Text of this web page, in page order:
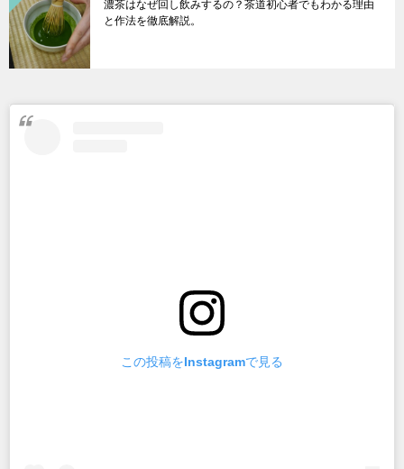
濃茶はなぜ回し飲みするの？茶道初心者でもわかる理由
と作法を徹底解説。
この投稿をInstagramで見る